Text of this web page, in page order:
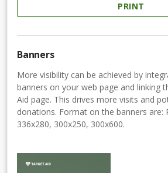
PRINT
Banners
More visibility can be achieved by
banners on your web page and linking
Aid page. This drives more visits and
donations. Format on the banners are:
336x280, 300x250, 300x600.